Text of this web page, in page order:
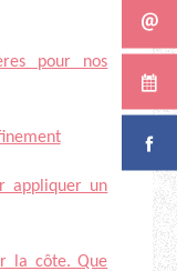
pour nos
appliquer un
la côte. Que